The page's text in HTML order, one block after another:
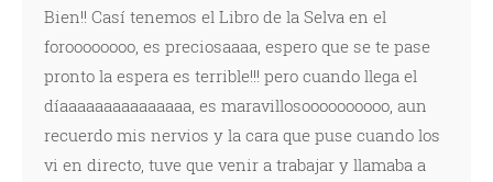
Bien!! Casí tenemos el Libro de la Selva en el
foroooooooo, es preciosaaaa, espero que se te pase
pronto la espera es terrible!!! pero cuando llega el
díaaaaaaaaaaaaaaa, es maravillosoooooooooo, aun
recuerdo mis nervios y la cara que puse cuando los
vi en directo, tuve que venir a trabajar y llamaba a